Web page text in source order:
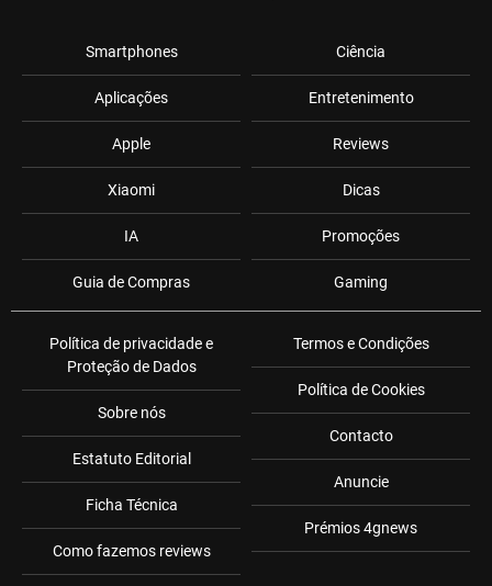
Smartphones
Aplicações
Apple
Xiaomi
IA
Guia de Compras
Ciência
Entretenimento
Reviews
Dicas
Promoções
Gaming
Política de privacidade e
Proteção de Dados
Sobre nós
Estatuto Editorial
Ficha Técnica
Como fazemos reviews
Termos e Condições
Política de Cookies
Contacto
Anuncie
Prémios 4gnews